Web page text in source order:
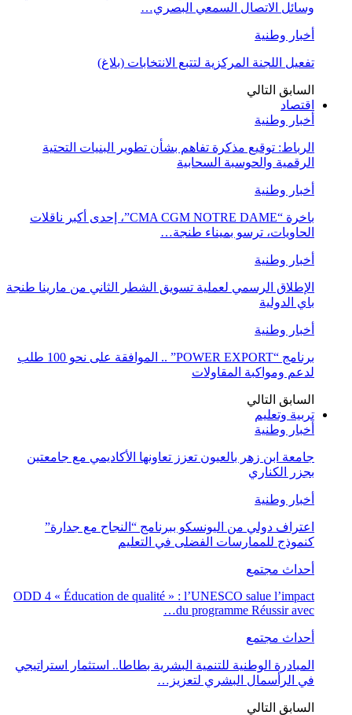
وسائل الاتصال السمعي البصري…
أخبار وطنية
تفعيل اللجنة المركزية لتتبع الانتخابات (بلاغ)
السابق التالي
اقتصاد
أخبار وطنية
الرباط: توقيع مذكرة تفاهم بشأن تطوير البنيات التحتية
الرقمية والحوسبة السحابية
أخبار وطنية
باخرة “CMA CGM NOTRE DAME”، إحدى أكبر ناقلات
الحاويات، ترسو بميناء طنجة…
أخبار وطنية
الإطلاق الرسمي لعملية تسويق الشطر الثاني من مارينا طنجة
باي الدولية
أخبار وطنية
برنامج “POWER EXPORT” .. الموافقة على نحو 100 طلب
لدعم ومواكبة المقاولات
السابق التالي
تربية وتعليم
أخبار وطنية
جامعة ابن زهر بالعيون تعزز تعاونها الأكاديمي مع جامعتين
بجزر الكناري
أخبار وطنية
اعتراف دولي من اليونسكو ببرنامج “النجاح مع جدارة”
كنموذج للممارسات الفضلى في التعليم
أحداث مجتمع
ODD 4 « Éducation de qualité » : l’UNESCO salue l’impact
du programme Réussir avec…
أحداث مجتمع
المبادرة الوطنية للتنمية البشرية بطاطا.. استثمار استراتيجي
في الرأسمال البشري لتعزيز…
السابق التالي